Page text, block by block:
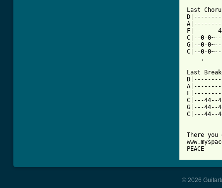
Last
F|-------
C|--0-
G|--0-
C|--0-
.
Last
C|---44--
G|---44--
C|---44--
There
PEACE
© 2026